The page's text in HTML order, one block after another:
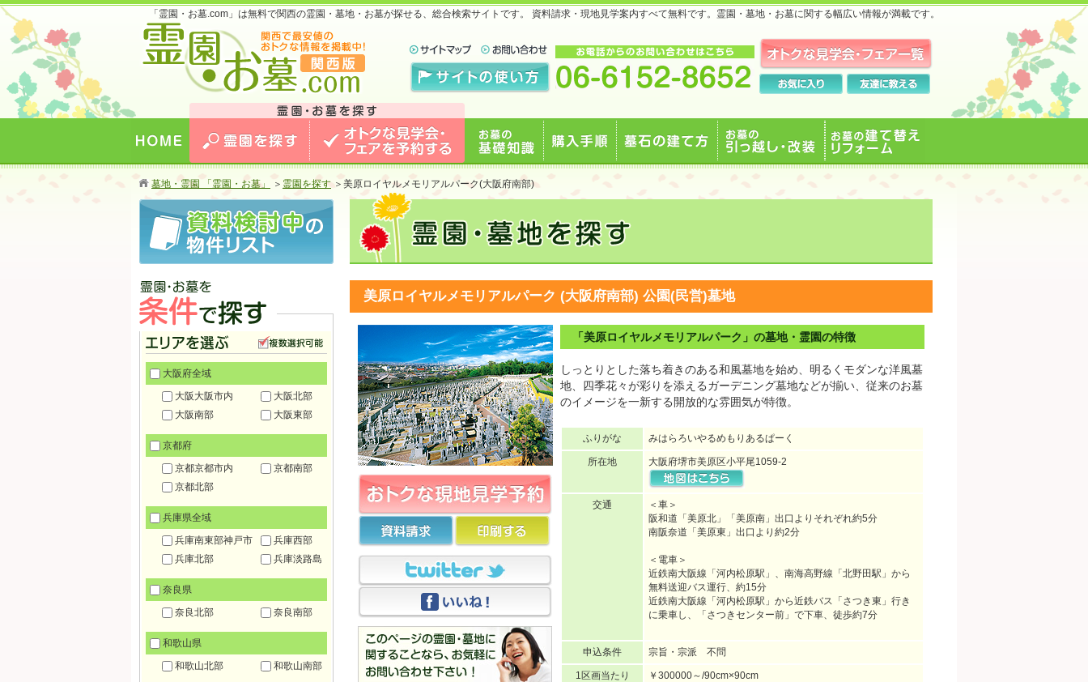
「霊園・お墓.com」は無料で関西の霊園・墓地・お墓が探せる、総合検索サイトです。 資料請求・現地見学案内すべて無料です。霊園・墓地・お墓に関する幅広い情報が満載です。
お墓のことなら霊園・お墓.com 関西版 関西で
最安値のおトクな情報を掲載中！
する
墓地・霊園 「霊園・お墓」 ＞ 霊園を探す ＞ 美原ロイヤルメモリアルパーク(大阪府南部)
美原ロイヤルメモリアルパーク (大阪府南部) 公園(民営)墓地
「美原ロイヤルメモリアルパーク」の墓地・霊園の特徴
しっとりとした落ち着きのある和風墓地を始め、明るくモダンな洋風墓
地、四季花々が彩りを添えるガーデニング墓地などが揃い、従来のお墓
のイメージを一新する開放的な雰囲気が特徴。
ふりがな みはらろいやるめもりあるぱーく
所在地 大阪府堺市美原区小平尾1059-2
交通
＜車＞
阪和道「美原北」「美原南」出口よりそれぞれ約5分
南阪奈道「美原東」出口より約2分
＜電車＞
近鉄南大阪線「河内松原駅」、南海高野線「北野田駅」から
無料送迎バス運行、約15分
近鉄南大阪線「河内松原駅」から近鉄バス「さつき東」行き
に乗車し、「さつきセンター前」で下車、徒歩約7分
申込条件 宗旨・宗派 不問
1区画当たり ￥300000～/90cm×90cm
霊園・お墓を条件で探す
大阪府全域
大阪大阪市内
大阪北部
大阪南部
大阪東部
京都府
京都京都市内
京都南部
京都北部
兵庫県全域
兵庫南東部神戸市
兵庫西部
兵庫北部
兵庫淡路島
奈良県
奈良北部
奈良南部
和歌山県
和歌山北部
和歌山南部